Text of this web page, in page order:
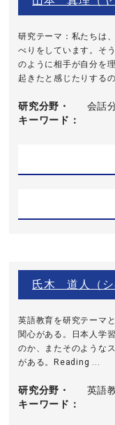
研究テーマ：私たちは
べりをしています。そ
のように相手が自分を
起きたと感じたりする
研究分野・
キーワード
会話
氏木 道人（
英語教育を研究テーマ
関心がある。日本人学
のか、またそのような
がある。Reading ...
研究分野・
キーワード
英語